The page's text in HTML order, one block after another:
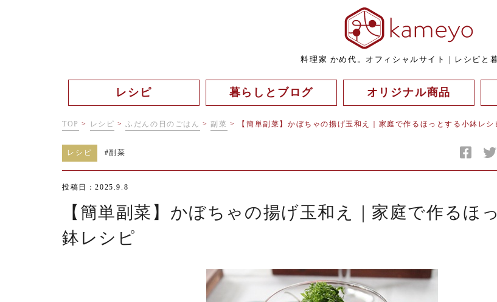
料理家 かめ代。オフィシャルサイト｜レシピと
レシピ 暮らしとブログ オリジナル商品
TOP > レシピ >ふだんの日のごはん >副菜 > 【簡単副菜】かぼちゃの揚げ玉和え｜家庭で作るほっとする小鉢レシ
レシピ #副菜
投稿日：2025.9.8
【簡単副菜】かぼちゃの揚げ玉和え｜家庭で作るほ
鉢レシピ